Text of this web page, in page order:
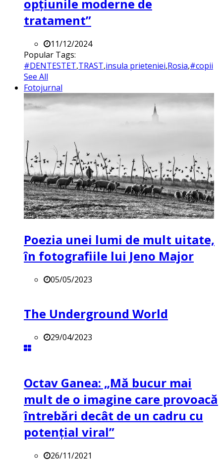
opțiunile moderne de
tratament”
11/12/2024
Popular Tags:
#DENTESTET,TRAST,insula prieteniei,Rosia,#copii
See All
Fotojurnal
Poezia unei lumi de mult uitate,
în fotografiile lui Jeno Major
05/05/2023
The Underground World
29/04/2023
Octav Ganea: „Mă bucur mai
mult de o imagine care provoacă
întrebări decât de un cadru cu
potenţial viral”
26/11/2021